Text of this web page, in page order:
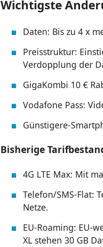
Wichtigste
Daten: Bis zu 4 x
Preisstruktur:
Verdopplung der
GigaKombi 10 €
Vodafone Pass:
Günstigere-
Bisherige
4G LTE Max: Mit
Telefon/SMS-Flat:
Netze.
EU-Roaming: EU-
XL stehen 30 GB